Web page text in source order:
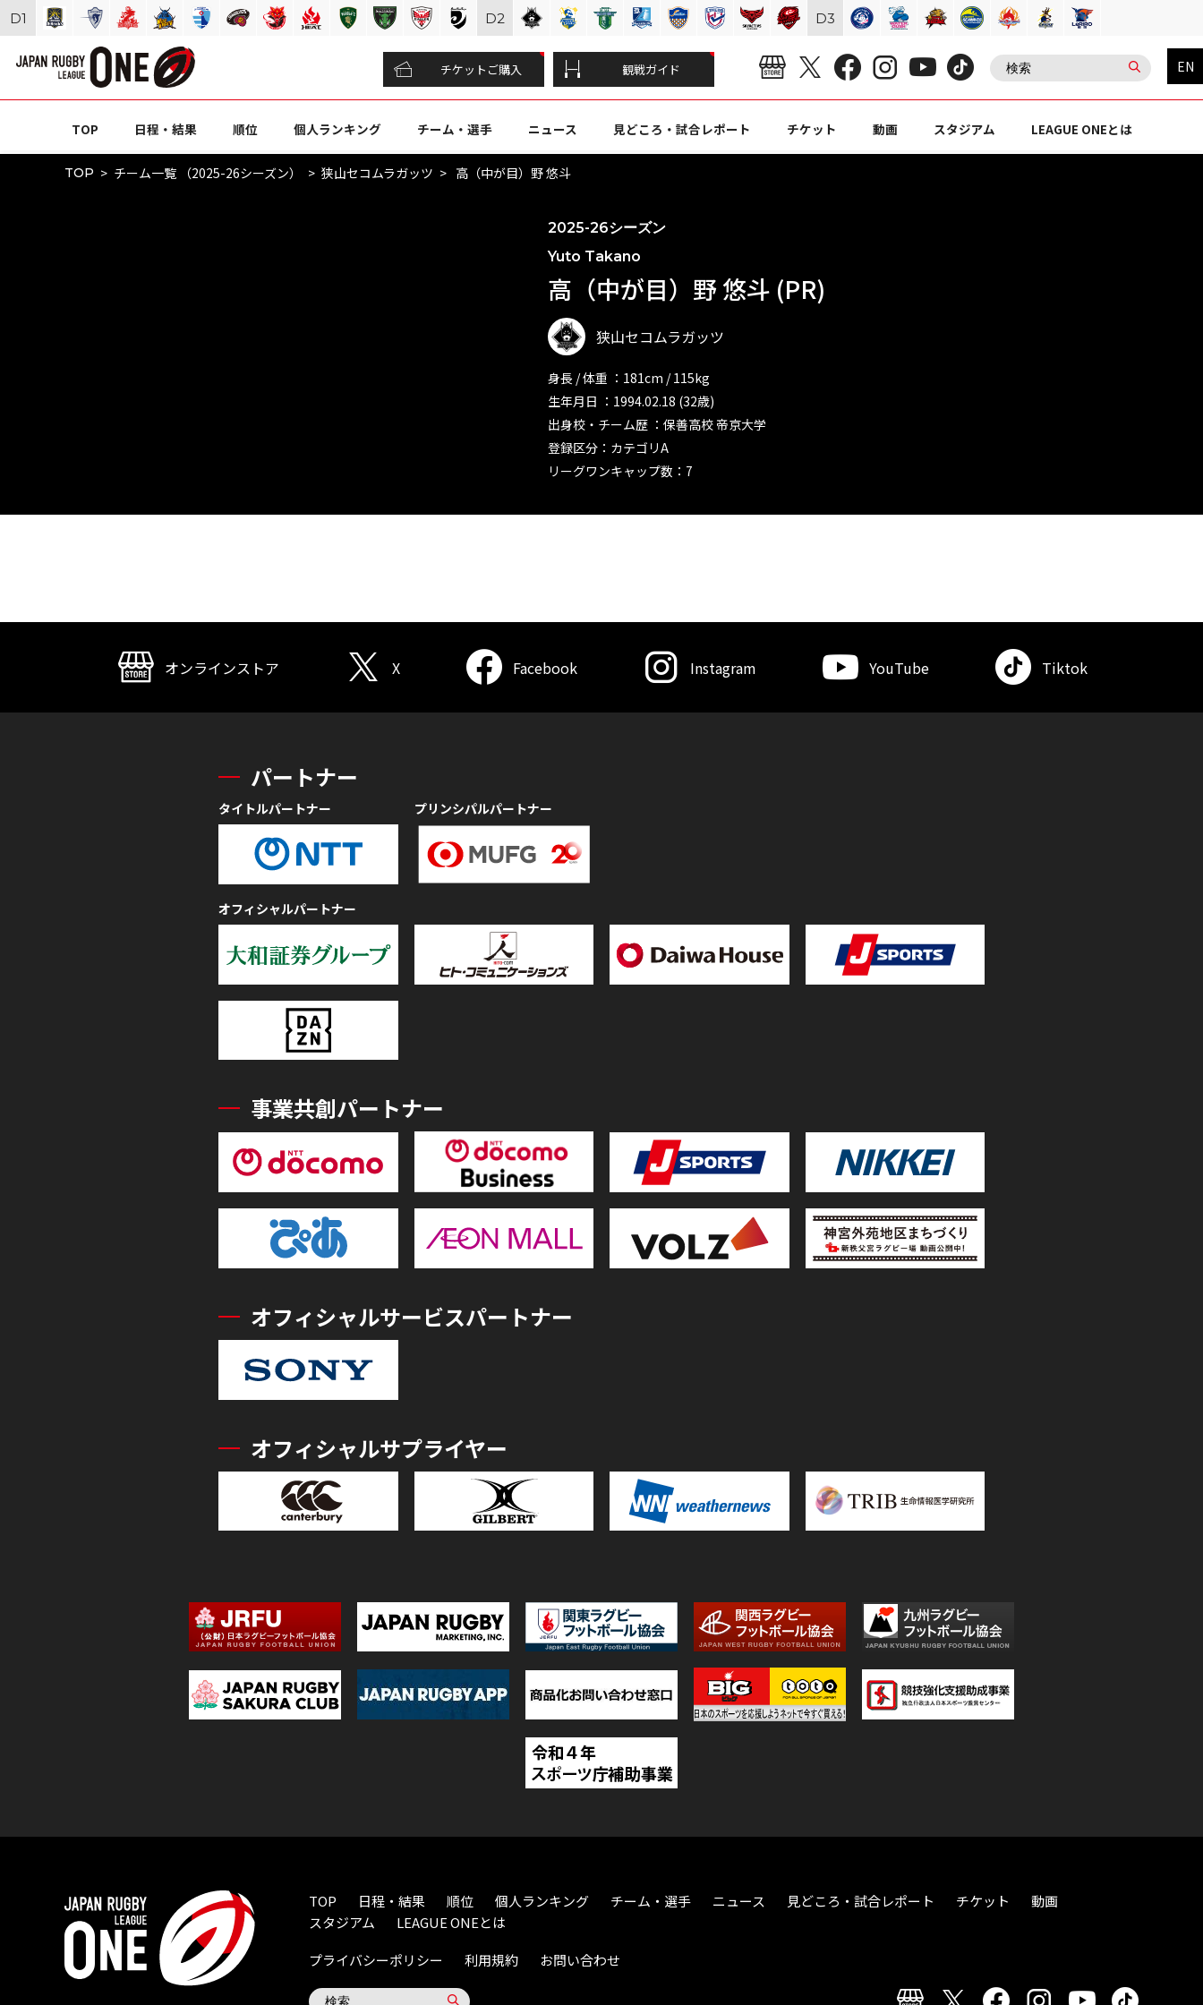
チケットご購入 観戦ガイド EN
TOP 日程・結果 順位 個人ランキング チーム・選手 ニュース 見どころ・試合レポート チケット 動画 スタジアム LEAGUE ONEとは
TOP チーム一覧 （2025-26シーズン） 狭山セコムラガッツ 高（中が目）野 悠斗
2025-26シーズン
Yuto Takano
高（中が目）野 悠斗 (PR)
狭山セコムラガッツ
身長 / 体重 ：181cm / 115kg
生年月日 ：1994.02.18 (32歳)
出身校・チーム歴 ：保善高校 帝京大学
登録区分：カテゴリA
リーグワンキャップ数：7
D1 D2 D3
オンラインストア X Facebook Instagram YouTube Tiktok
パートナー
タイトルパートナー プリンシパルパートナー
オフィシャルパートナー
事業共創パートナー
オフィシャルサービスパートナー
オフィシャルサプライヤー
TOP 日程・結果 順位 個人ランキング チーム・選手 ニュース 見どころ・試合レポート チケット
動画
スタジアム
LEAGUE ONEとは
プライバシーポリシー
利用規約 お問い合わせ